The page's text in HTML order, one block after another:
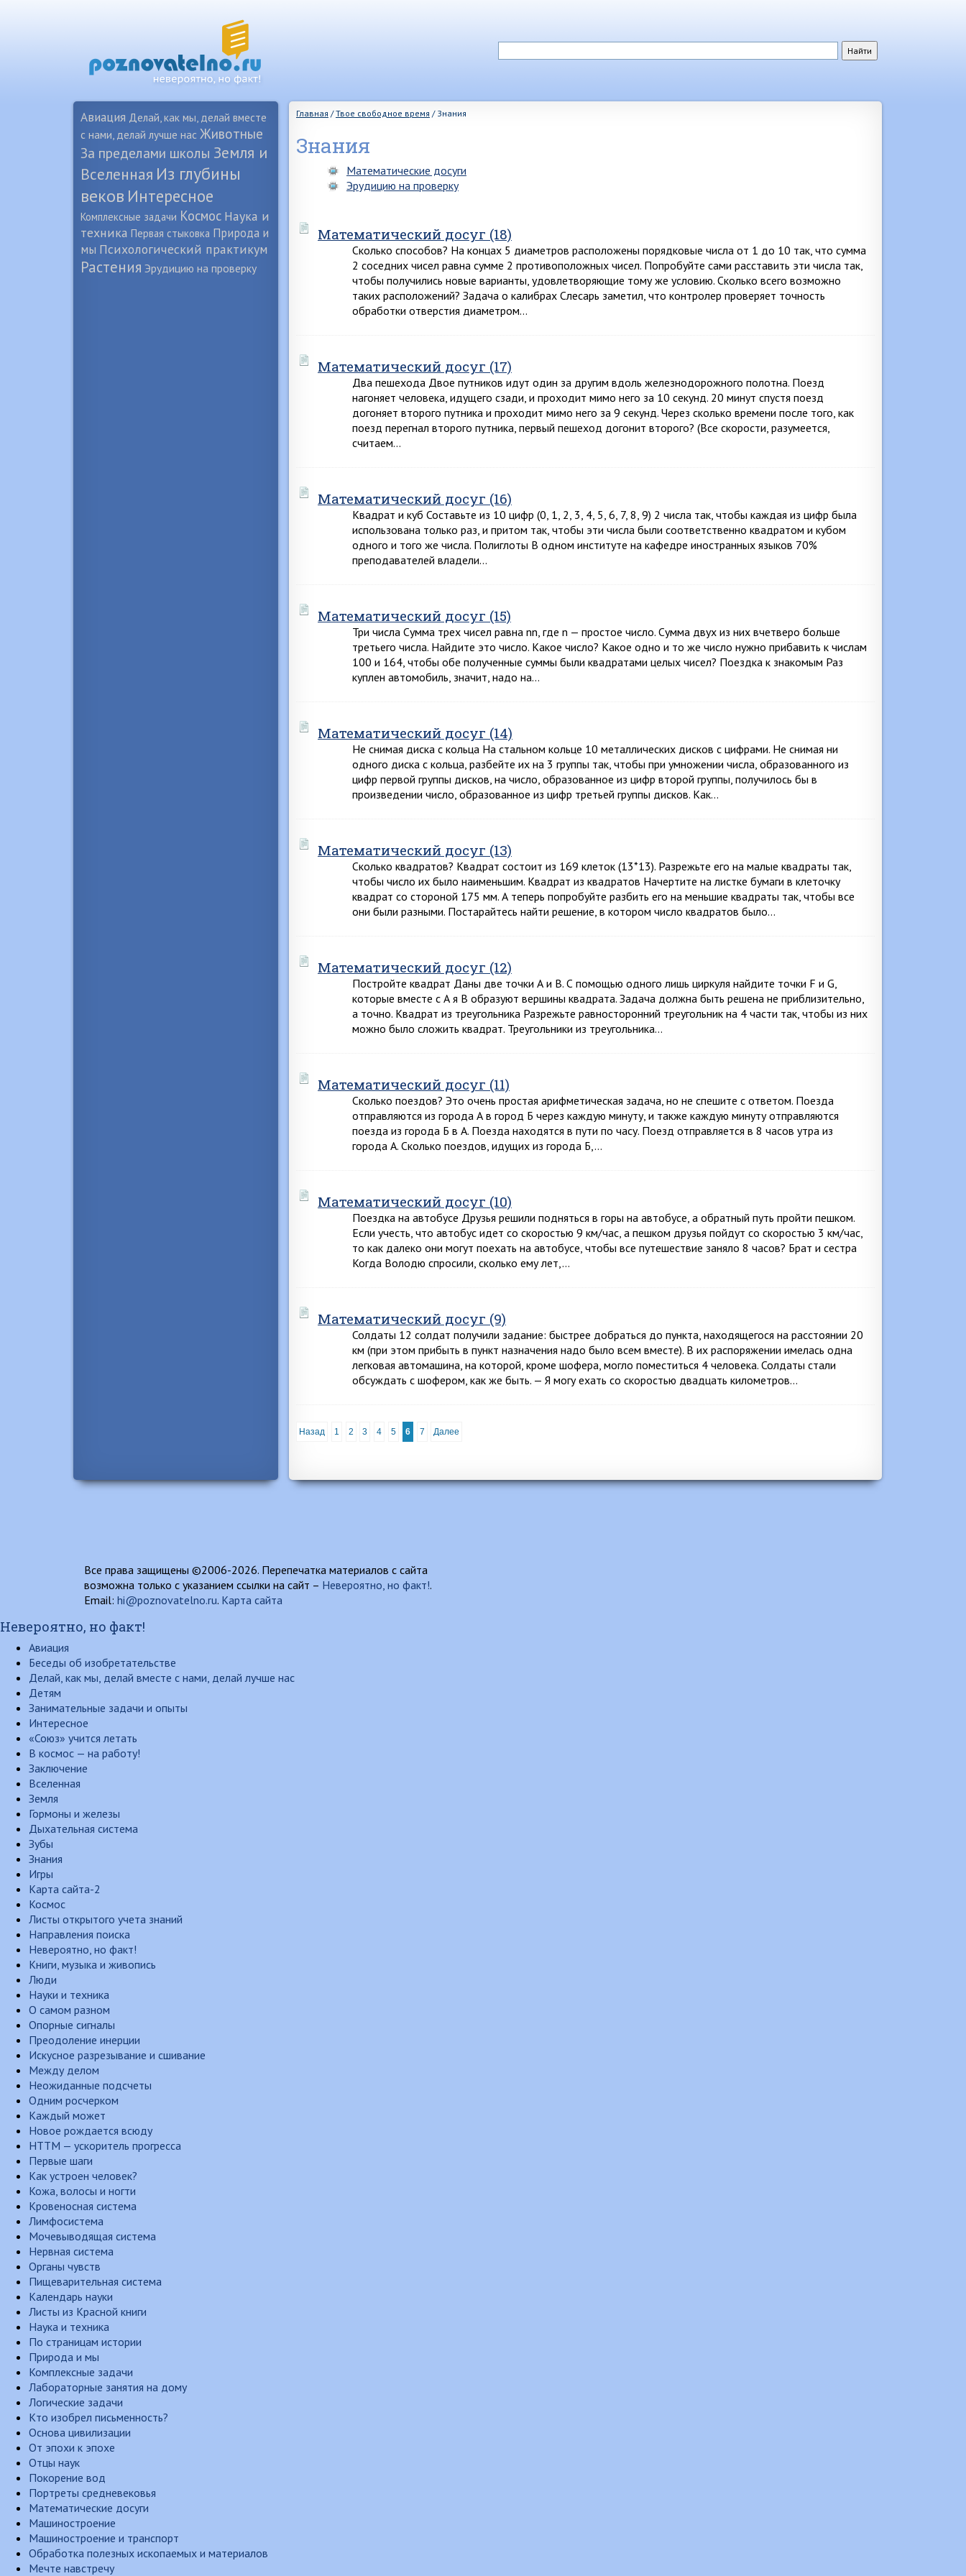
Авиация Делай, как мы, делай вместе
с нами, делай лучше нас Животные
За пределами школы Земля и
Вселенная Из глубины
веков Интересное
Комплексные задачи Космос Наука и
техника Первая стыковка Природа и
мы Психологический практикум
Растения Эрудицию на проверку
Главная /Твое свободное время / Знания
Знания
Математические досуги
Эрудицию на проверку
Математический досуг (18)
Сколько способов? На концах 5 диаметров расположены порядковые числа от 1 до 10 так, что сумма
2 соседних чисел равна сумме 2 противоположных чисел. Попробуйте сами расставить эти числа так,
чтобы получились новые варианты, удовлетворяющие тому же условию. Сколько всего возможно
таких расположений? Задача о калибрах Слесарь заметил, что контролер проверяет точность
обработки отверстия диаметром…
Математический досуг (17)
Два пешехода Двое путников идут один за другим вдоль железнодорожного полотна. Поезд
нагоняет человека, идущего сзади, и проходит мимо него за 10 секунд. 20 минут спустя поезд
догоняет второго путника и проходит мимо него за 9 секунд. Через сколько времени после того, как
поезд перегнал второго путника, первый пешеход догонит второго? (Все скорости, разумеется,
считаем…
Математический досуг (16)
Квадрат и куб Составьте из 10 цифр (0, 1, 2, 3, 4, 5, 6, 7, 8, 9) 2 числа так, чтобы каждая из цифр была
использована только раз, и притом так, чтобы эти числа были соответственно квадратом и кубом
одного и того же числа. Полиглоты В одном институте на кафедре иностранных языков 70%
преподавателей владели…
Математический досуг (15)
Три числа Сумма трех чисел равна nn, где n — простое число. Сумма двух из них вчетверо больше
третьего числа. Найдите это число. Какое число? Какое одно и то же число нужно прибавить к числам
100 и 164, чтобы обе полученные суммы были квадратами целых чисел? Поездка к знакомым Раз
куплен автомобиль, значит, надо на…
Математический досуг (14)
Не снимая диска с кольца На стальном кольце 10 металлических дисков с цифрами. Не снимая ни
одного диска с кольца, разбейте их на 3 группы так, чтобы при умножении числа, образованного из
цифр первой группы дисков, на число, образованное из цифр второй группы, получилось бы в
произведении число, образованное из цифр третьей группы дисков. Как…
Математический досуг (13)
Сколько квадратов? Квадрат состоит из 169 клеток (13*13). Разрежьте его на малые квадраты так,
чтобы число их было наименьшим. Квадрат из квадратов Начертите на листке бумаги в клеточку
квадрат со стороной 175 мм. А теперь попробуйте разбить его на меньшие квадраты так, чтобы все
они были разными. Постарайтесь найти решение, в котором число квадратов было…
Математический досуг (12)
Постройте квадрат Даны две точки А и В. С помощью одного лишь циркуля найдите точки F и G,
которые вместе с А я В образуют вершины квадрата. Задача должна быть решена не приблизительно,
а точно. Квадрат из треугольника Разрежьте равносторонний треугольник на 4 части так, чтобы из них
можно было сложить квадрат. Треугольники из треугольника…
Математический досуг (11)
Сколько поездов? Это очень простая арифметическая задача, но не спешите с ответом. Поезда
отправляются из города А в город Б через каждую минуту, и также каждую минуту отправляются
поезда из города Б в А. Поезда находятся в пути по часу. Поезд отправляется в 8 часов утра из
города А. Сколько поездов, идущих из города Б,…
Математический досуг (10)
Поездка на автобусе Друзья решили подняться в горы на автобусе, а обратный путь пройти пешком.
Если учесть, что автобус идет со скоростью 9 км/час, а пешком друзья пойдут со скоростью 3 км/час,
то как далеко они могут поехать на автобусе, чтобы все путешествие заняло 8 часов? Брат и сестра
Когда Володю спросили, сколько ему лет,…
Математический досуг (9)
Солдаты 12 солдат получили задание: быстрее добраться до пункта, находящегося на расстоянии 20
км (при этом прибыть в пункт назначения надо было всем вместе). В их распоряжении имелась одна
легковая автомашина, на которой, кроме шофера, могло поместиться 4 человека. Солдаты стали
обсуждать с шофером, как же быть. — Я могу ехать со скоростью двадцать километров…
Назад 1 2 3 4 5 6 7 Далее
Все права защищены ©2006-2026. Перепечатка материалов с сайта
возможна только с указанием ссылки на сайт – Невероятно, но факт!.
Email: hi@poznovatelno.ru. Карта сайта
Невероятно, но факт!
Авиация
Беседы об изобретательстве
Делай, как мы, делай вместе с нами, делай лучше нас
Детям
Занимательные задачи и опыты
Интересное
«Союз» учится летать
В космос — на работу!
Заключение
Вселенная
Земля
Гормоны и железы
Дыхательная система
Зубы
Знания
Игры
Карта сайта-2
Космос
Листы открытого учета знаний
Направления поиска
Невероятно, но факт!
Книги, музыка и живопись
Люди
Науки и техника
О самом разном
Опорные сигналы
Преодоление инерции
Искусное разрезывание и сшивание
Между делом
Неожиданные подсчеты
Одним росчерком
Каждый может
Новое рождается всюду
НТТМ — ускоритель прогресса
Первые шаги
Как устроен человек?
Кожа, волосы и ногти
Кровеносная система
Лимфосистема
Мочевыводящая система
Нервная система
Органы чувств
Пищеварительная система
Календарь науки
Листы из Красной книги
Наука и техника
По страницам истории
Природа и мы
Комплексные задачи
Лабораторные занятия на дому
Логические задачи
Кто изобрел письменность?
Основа цивилизации
От эпохи к эпохе
Отцы наук
Покорение вод
Портреты средневековья
Математические досуги
Машиностроение
Машиностроение и транспорт
Обработка полезных ископаемых и материалов
Мечте навстречу